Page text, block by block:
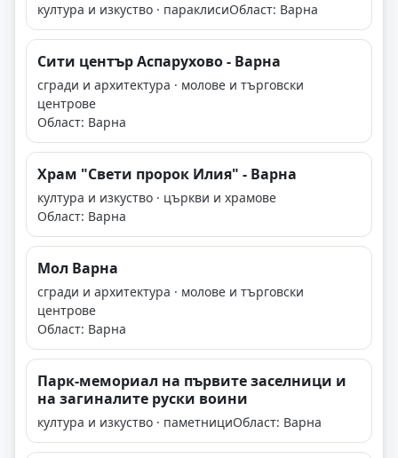
култура и изкуство · параклисиОбласт: Варна
Сити център Аспарухово - Варна
сгради и архитектура · молове и търговски
центрове
Област: Варна
Храм "Свети пророк Илия" - Варна
култура и изкуство · църкви и храмове
Област: Варна
Мол Варна
сгради и архитектура · молове и търговски
центрове
Област: Варна
Парк-мемориал на първите заселници и
на загиналите руски воини
култура и изкуство · паметнициОбласт: Варна